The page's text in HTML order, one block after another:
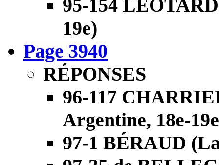
95-154
19e)
Page 3940
RÉPONSES
96-117
Argentine, 18e-
97-1 BÉRAUD